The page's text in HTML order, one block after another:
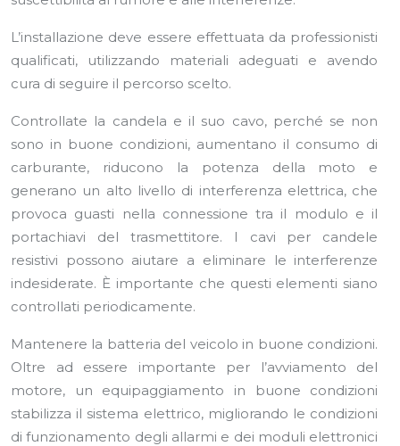
L’installazione deve essere effettuata da professionisti
qualificati, utilizzando materiali adeguati e avendo
cura di seguire il percorso scelto.
Controllate la candela e il suo cavo, perché se non
sono in buone condizioni, aumentano il consumo di
carburante, riducono la potenza della moto e
generano un alto livello di interferenza elettrica, che
provoca guasti nella connessione tra il modulo e il
portachiavi del trasmettitore. I cavi per candele
resistivi possono aiutare a eliminare le interferenze
indesiderate. È importante che questi elementi siano
controllati periodicamente.
Mantenere la batteria del veicolo in buone condizioni.
Oltre ad essere importante per l’avviamento del
motore, un equipaggiamento in buone condizioni
stabilizza il sistema elettrico, migliorando le condizioni
di funzionamento degli allarmi e dei moduli elettronici